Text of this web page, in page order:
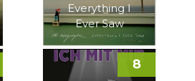
Everything I
Ever Saw
8